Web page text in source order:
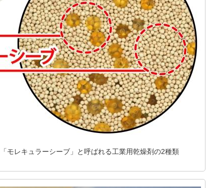
モレキュラーシーブ」と呼ばれる工業用乾燥剤の2種類